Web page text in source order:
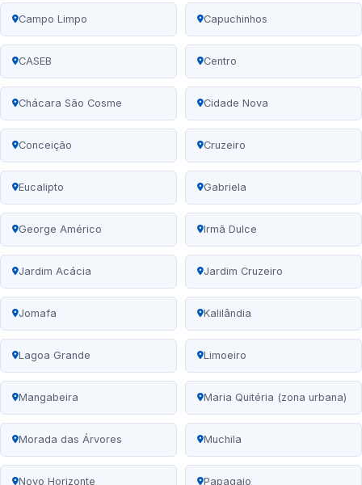
Campo Limpo Capuchinhos
CASEB Centro
Chácara São Cosme Cidade Nova
Conceição Cruzeiro
Eucalipto Gabriela
George Américo Irmã Dulce
Jardim Acácia Jardim Cruzeiro
Jomafa Kalilândia
Lagoa Grande Limoeiro
Mangabeira Maria Quitéria (zona urbana)
Morada das Árvores Muchila
Novo Horizonte Papagaio